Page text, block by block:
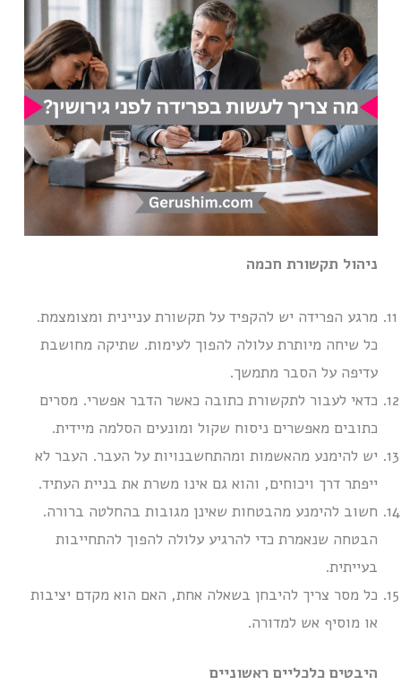
ניהול תקשורת חכמה
מרגע הפרידה יש להקפיד על תקשורת עניינית ומצומצמת.
כל שיחה מיותרת עלולה להפוך לעימות. שתיקה מחושבת
עדיפה על הסבר מתמשך.
כדאי לעבור לתקשורת כתובה כאשר הדבר אפשרי. מסרים
כתובים מאפשרים ניסוח שקול ומונעים הסלמה מיידית.
יש להימנע מהאשמות ומהתחשבנויות על העבר. העבר לא
ייפתר דרך ויכוחים, והוא גם אינו משרת את בניית העתיד.
חשוב להימנע מהבטחות שאינן מגובות בהחלטה ברורה.
הבטחה שנאמרת כדי להרגיע עלולה להפוך להתחייבות
בעייתית.
כל מסר צריך להיבחן בשאלה אחת, האם הוא מקדם יציבות
או מוסיף אש למדורה.
היבטים כלכליים ראשוניים